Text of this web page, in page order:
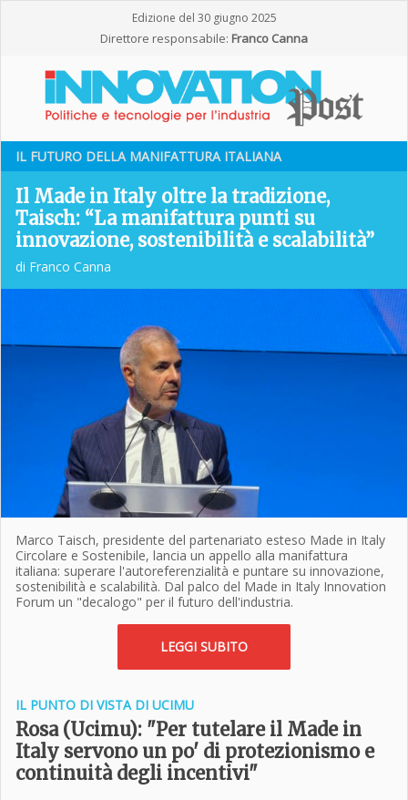
Edizione del 30 giugno 2025
Direttore responsabile: Franco Canna
IL FUTURO DELLA MANIFATTURA ITALIANA
Il Made in Italy oltre la tradizione,
Taisch: “La manifattura punti su
innovazione, sostenibilità e scalabilità”
di Franco Canna
Marco Taisch, presidente del partenariato esteso Made in Italy
Circolare e Sostenibile, lancia un appello alla manifattura
italiana: superare l'autoreferenzialità e puntare su innovazione,
sostenibilità e scalabilità. Dal palco del Made in Italy Innovation
Forum un "decalogo" per il futuro dell'industria.
LEGGI SUBITO
IL PUNTO DI VISTA DI UCIMU
Rosa (Ucimu): "Per tutelare il Made in
Italy servono un po' di protezionismo e
continuità degli incentivi"